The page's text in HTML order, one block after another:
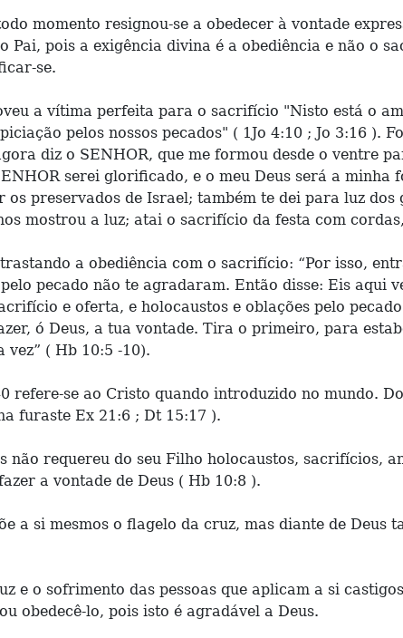
momento resignou-se a obedecer à vontade
Pai, pois a exigência divina é a obediência e não o
se.
a vítima perfeita para o sacrifício "Nisto está o
pelos nossos pecados" ( 1Jo 4:10 ; Jo 3:16 ).
diz o SENHOR, que me formou desde o ventre
serei glorificado, e o meu Deus será a minha
preservados de Israel; também te dei para luz
mostrou a luz; atai o sacrifício da festa com
a obediência com o sacrifício: “Por isso,
pecado não te agradaram. Então disse: Eis aqui
e oferta, e holocaustos e oblações pelo
ó Deus, a tua vontade. Tira o primeiro, para
vez” ( Hb 10:5 -10).
refere-se ao Cristo quando introduzido no mundo.
furaste Ex 21:6 ; Dt 15:17 ).
requereu do seu Filho holocaustos, sacrifícios,
a vontade de Deus ( Hb 10:8 ).
a si mesmos o flagelo da cruz, mas diante de Deus
e o sofrimento das pessoas que aplicam a si
obedecê-lo, pois isto é agradável a Deus.